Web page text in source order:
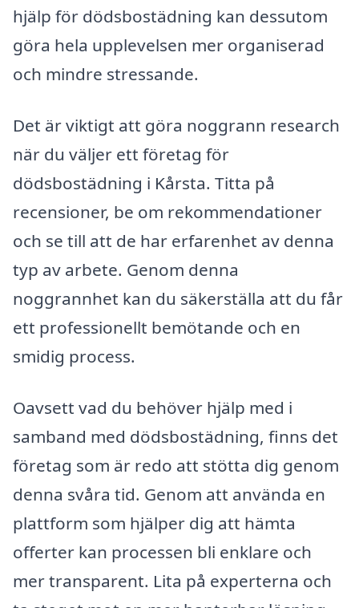
hjälp för dödsbostädning kan dessutom
göra hela upplevelsen mer organiserad
och mindre stressande.
Det är viktigt att göra noggrann research
när du väljer ett företag för
dödsbostädning i Kårsta. Titta på
recensioner, be om rekommendationer
och se till att de har erfarenhet av denna
typ av arbete. Genom denna
noggrannhet kan du säkerställa att du får
ett professionellt bemötande och en
smidig process.
Oavsett vad du behöver hjälp med i
samband med dödsbostädning, finns det
företag som är redo att stötta dig genom
denna svåra tid. Genom att använda en
plattform som hjälper dig att hämta
offerter kan processen bli enklare och
mer transparent. Lita på experterna och